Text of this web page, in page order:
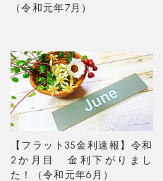
（令和元年7月）
【フラット35金利速報】令和
2か月目 金利下がりまし
た！（令和元年6月）